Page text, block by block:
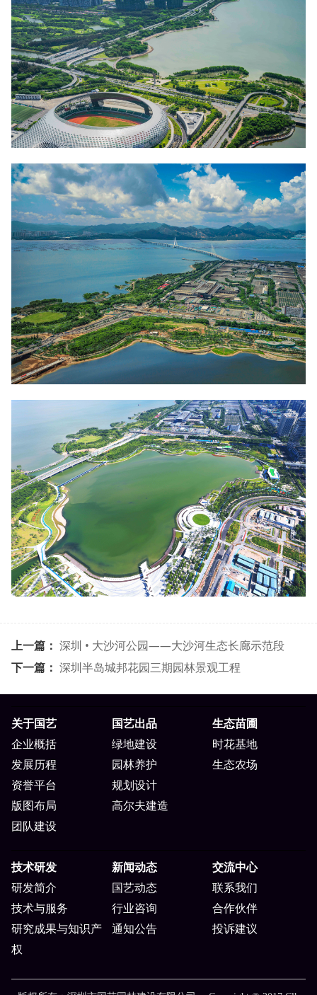
上一篇： 深圳 • 大沙河公园——大沙河生态长廊示范段
下一篇： 深圳半岛城邦花园三期园林景观工程
关于国艺
企业概括
发展历程
资誉平台
版图布局
团队建设
国艺出品
绿地建设
园林养护
规划设计
高尔夫建造
生态苗圃
时花基地
生态农场
技术研发
研发简介
技术与服务
研究成果与知识产
权
新闻动态
国艺动态
行业咨询
通知公告
交流中心
联系我们
合作伙伴
投诉建议